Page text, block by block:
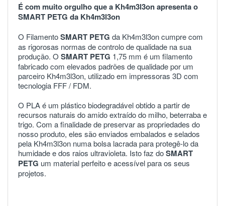
É com muito orgulho que a Kh4m3l3on apresenta o
SMART PETG da Kh4m3l3on
O FilamentoSMART PETG da Kh4m3l3on cumpre com
as rigorosas normas de controlo de qualidade na sua
produção. O SMART PETG 1,75 mm é um filamento
fabricado com elevados padrões de qualidade por um
parceiro Kh4m3l3on, utilizado em impressoras 3D com
tecnologia FFF / FDM.
O PLA é um plástico biodegradável obtido a partir de
recursos naturais do amido extraído do milho, beterraba e
trigo. Com a finalidade de preservar as propriedades do
nosso produto, eles são enviados embalados e selados
pela Kh4m3l3on numa bolsa lacrada para protegê-lo da
humidade e dos raios ultravioleta. Isto faz doSMART
PETG um material perfeito e acessível para os seus
projetos.